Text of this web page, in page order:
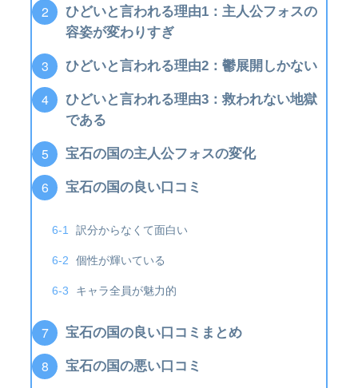
ひどいと言われる理由1：主人公フォスの
容姿が変わりすぎ
ひどいと言われる理由2：鬱展開しかない
ひどいと言われる理由3：救われない地獄
である
宝石の国の主人公フォスの変化
宝石の国の良い口コミ
訳分からなくて面白い
個性が輝いている
キャラ全員が魅力的
宝石の国の良い口コミまとめ
宝石の国の悪い口コミ